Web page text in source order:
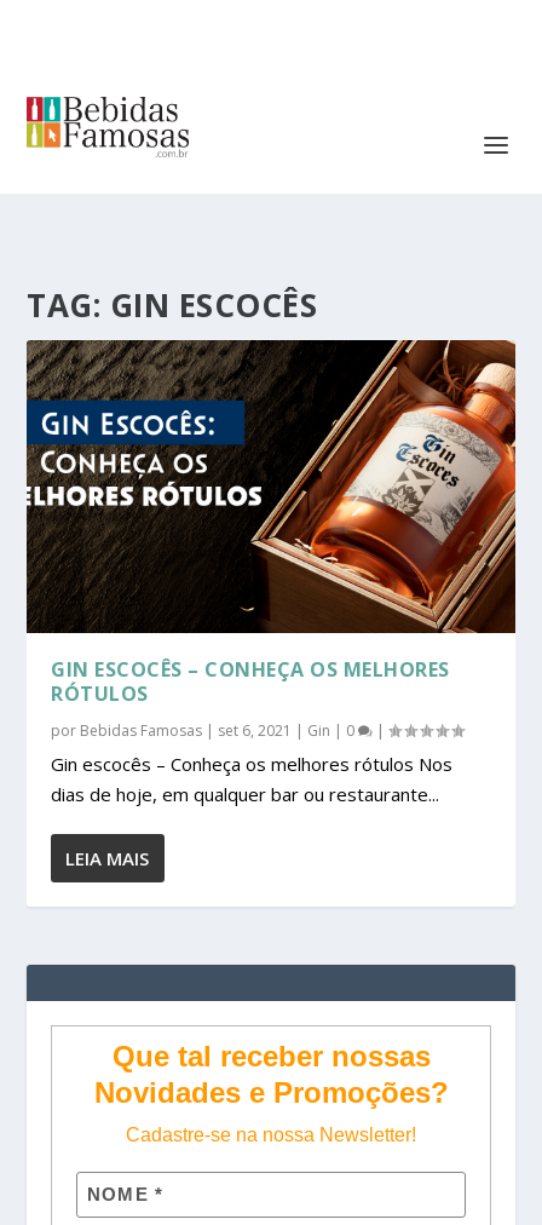
TAG: GIN ESCOCÊS
GIN ESCOCÊS – CONHEÇA OS MELHORES
RÓTULOS
por Bebidas Famosas | set 6, 2021 | Gin | 0 |
Gin escocês – Conheça os melhores rótulos Nos
dias de hoje, em qualquer bar ou restaurante...
LEIA MAIS
Que tal receber nossas
Novidades e Promoções?
Cadastre-se na nossa Newsletter!